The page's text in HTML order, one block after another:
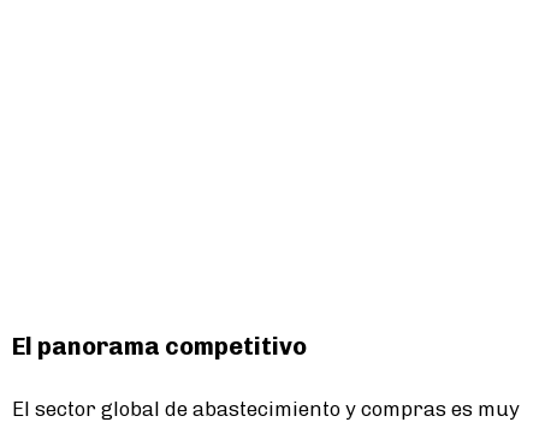
El panorama competitivo
El sector global de abastecimiento y compras es muy